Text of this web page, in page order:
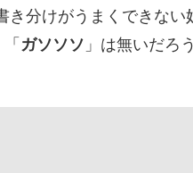
き分けがうまくできない
ガソソソ 」は無いだろ